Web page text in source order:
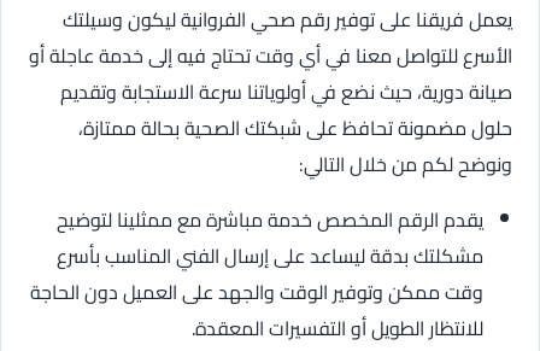
يعمل فريقنا على توفير رقم صحي الفروانية ليكون وسيلتك
الأسرع للتواصل معنا في أي وقت تحتاج فيه إلى خدمة عاجلة أو
صيانة دورية، حيث نضع في أولوياتنا سرعة الاستجابة وتقديم
حلول مضمونة تحافظ على شبكتك الصحية بحالة ممتازة،
ونوضح لكم من خلال التالي:
يقدم الرقم المخصص خدمة مباشرة مع ممثلينا لتوضيح
مشكلتك بدقة ليساعد على إرسال الفني المناسب بأسرع
وقت ممكن وتوفير الوقت والجهد على العميل دون الحاجة
للانتظار الطويل أو التفسيرات المعقدة.